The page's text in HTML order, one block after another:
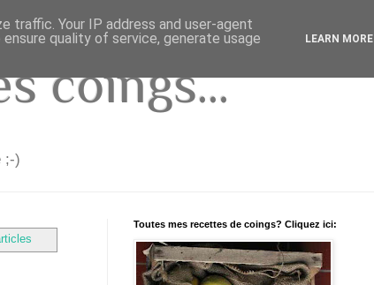
coings...
;-)
Toutes mes recettes de coings? Cliquez ici:
traffic. Your IP address and user-agent
quality of service, generate usage
LEARN MORE